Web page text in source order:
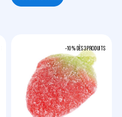
-10 % DÈS 3 PRODUITS